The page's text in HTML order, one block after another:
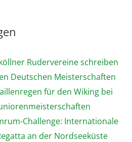
Rudervereine schreiben
Deutschen Meisterschaften
für den Wiking bei
Challenge: Internationale
an der Nordseeküste